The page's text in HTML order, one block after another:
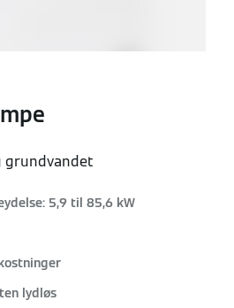
grundvandet
5,9 til 85,6 kW
lydløs